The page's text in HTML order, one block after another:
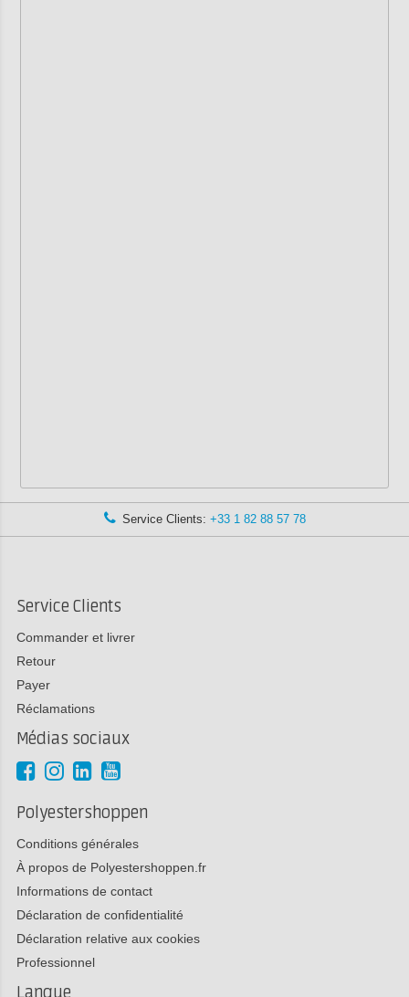
Service Clients: +33 1 82 88 57 78
Service Clients
Commander et livrer
Retour
Payer
Réclamations
Médias sociaux
Polyestershoppen
Conditions générales
À propos de Polyestershoppen.fr
Informations de contact
Déclaration de confidentialité
Déclaration relative aux cookies
Professionnel
Langue